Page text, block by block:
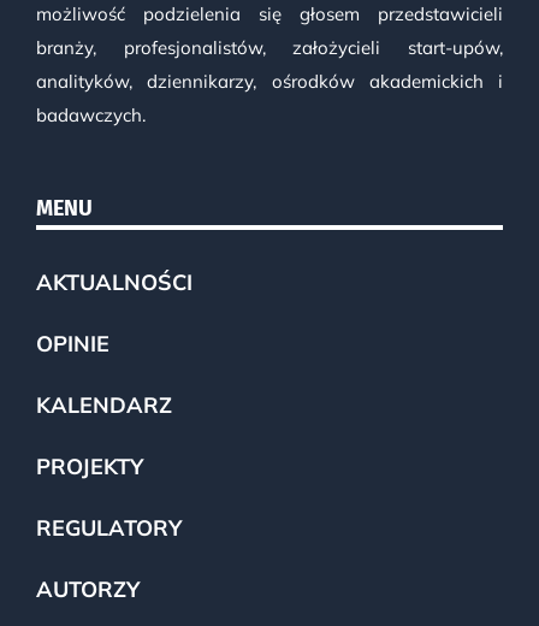
możliwość podzielenia się głosem przedstawicieli
branży, profesjonalistów, założycieli start-upów,
analityków, dziennikarzy, ośrodków akademickich i
badawczych.
MENU
AKTUALNOŚCI
OPINIE
KALENDARZ
PROJEKTY
REGULATORY
AUTORZY